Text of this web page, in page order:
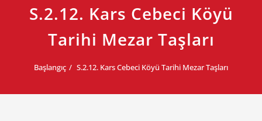
S.2.12. Kars Cebeci Köyü
Tarihi Mezar Taşları
Başlangıç S.2.12. Kars Cebeci Köyü Tarihi Mezar Taşları